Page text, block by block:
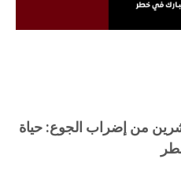
من إضراب الجوع: حياة